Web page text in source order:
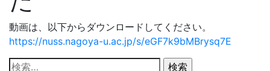
動画は、以下からダウンロードしてください。
https://nuss.nagoya-u.ac.jp/s/eGF7k9bMBrysq7E
検